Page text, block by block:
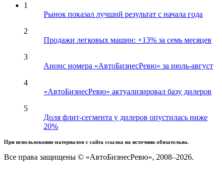
1
Рынок показал лучший результат с начала года
2
Продажи легковых машин: +13% за семь месяцев
3
Анонс номера «АвтоБизнесРевю» за июль-август
4
«АвтоБизнесРевю» актуализировал базу дилеров
5
Доля флит-сегмента у дилеров опустилась ниже
20%
При использовании материалов с сайта ссылка на источник обязательна.
Все права защищены © «АвтоБизнесРевю», 2008–2026.